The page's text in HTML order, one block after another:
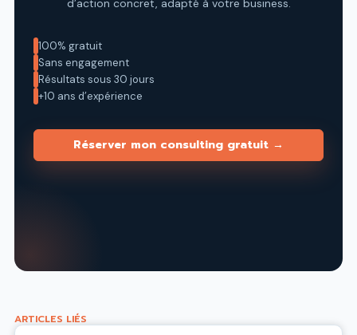
d’action concret, adapté à votre business.
100% gratuit
Sans engagement
Résultats sous 30 jours
+10 ans d’expérience
Réserver mon consulting gratuit →
ARTICLES LIÉS